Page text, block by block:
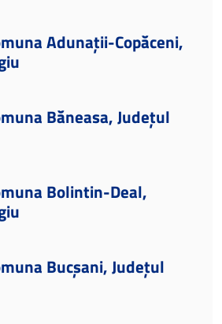
Adunații-Copăceni,
Băneasa, Județul
Bolintin-Deal,
Bucșani, Județul